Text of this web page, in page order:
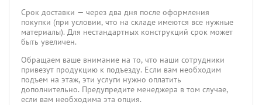
Срок доставки — через два дня после оформления
покупки (при условии, что на складе имеются все нужные
материалы). Для нестандартных конструкций срок может
быть увеличен.
Обращаем ваше внимание на то, что наши сотрудники
привезут продукцию к подъезду. Если вам необходим
подъем на этаж, эти услуги нужно оплатить
дополнительно. Предупредите менеджера в том случае,
если вам необходима эта опция.